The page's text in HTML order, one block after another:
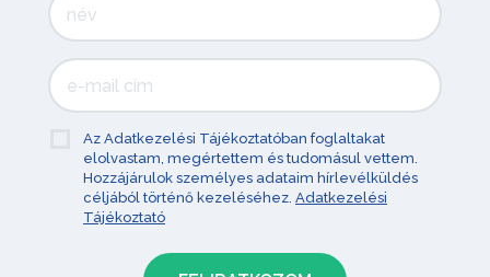
Az Adatkezelési Tájékoztatóban foglaltakat
elolvastam, megértettem és tudomásul vettem.
Hozzájárulok személyes adataim hírlevélküldés
céljából történő kezeléséhez. Adatkezelési
Tájékoztató